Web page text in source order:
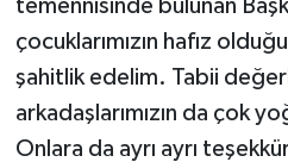
temennisinde bulunan
çocuklarımızın hafız
şahitlik edelim. Tabii
arkadaşlarımızın da çok
Onlara da ayrı ayrı